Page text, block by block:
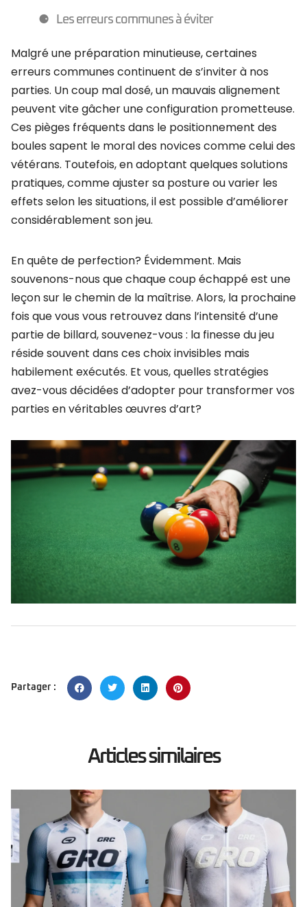
Les erreurs communes à éviter
Malgré une préparation minutieuse, certaines
erreurs communes continuent de s’inviter à nos
parties. Un coup mal dosé, un mauvais alignement
peuvent vite gâcher une configuration prometteuse.
Ces pièges fréquents dans le positionnement des
boules sapent le moral des novices comme celui des
vétérans. Toutefois, en adoptant quelques solutions
pratiques, comme ajuster sa posture ou varier les
effets selon les situations, il est possible d’améliorer
considérablement son jeu.
En quête de perfection? Évidemment. Mais
souvenons-nous que chaque coup échappé est une
leçon sur le chemin de la maîtrise. Alors, la prochaine
fois que vous vous retrouvez dans l’intensité d’une
partie de billard, souvenez-vous : la finesse du jeu
réside souvent dans ces choix invisibles mais
habilement exécutés. Et vous, quelles stratégies
avez-vous décidées d’adopter pour transformer vos
parties en véritables œuvres d’art?
Partager :
Articles similaires